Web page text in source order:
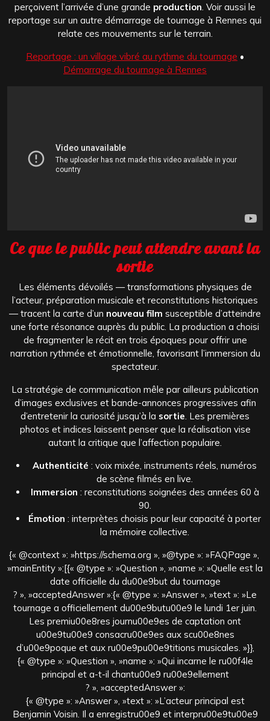
perçoivent l’arrivée d’une grande production. Voir aussi le
reportage sur un autre démarrage de tournage à Rennes qui
relate ces mouvements sur le terrain.
Reportage : un village vibré au rythme du tournage •
Démarrage du tournage à Rennes
Ce que le public peut attendre avant la
sortie
Les éléments dévoilés — transformations physiques de
l’acteur, préparation musicale et reconstitutions historiques
— tracent la carte d’un nouveau film susceptible d’atteindre
une forte résonance auprès du public. La production a choisi
de fragmenter le récit en trois époques pour offrir une
narration rythmée et émotionnelle, favorisant l’immersion du
spectateur.
La stratégie de communication mêle par ailleurs publication
d’images exclusives et bande-annonces progressives afin
d’entretenir la curiosité jusqu’à la sortie. Les premières
photos et indices laissent penser que la réalisation vise
autant la critique que l’affection populaire.
Authenticité : voix mixée, instruments réels, numéros
de scène filmés en live.
Immersion : reconstitutions soignées des années 60 à
90.
Émotion : interprètes choisis pour leur capacité à porter
la mémoire collective.
{« @context »: »https://schema.org », »@type »: »FAQPage »,
»mainEntity »:[{« @type »: »Question », »name »: »Quelle est la
date officielle du du00e9but du tournage
? », »acceptedAnswer »:{« @type »: »Answer », »text »: »Le
tournage a officiellement du00e9butu00e9 le lundi 1er juin.
Les premiu00e8res journu00e9es de captation ont
u00e9tu00e9 consacru00e9es aux scu00e8nes
d’u00e9poque et aux ru00e9pu00e9titions musicales. »}},
{« @type »: »Question », »name »: »Qui incarne le ru00f4le
principal et a-t-il chantu00e9 ru00e9ellement
? », »acceptedAnswer »:
{« @type »: »Answer », »text »: »L’acteur principal est
Benjamin Voisin. Il a enregistru00e9 et interpru00e9tu00e9